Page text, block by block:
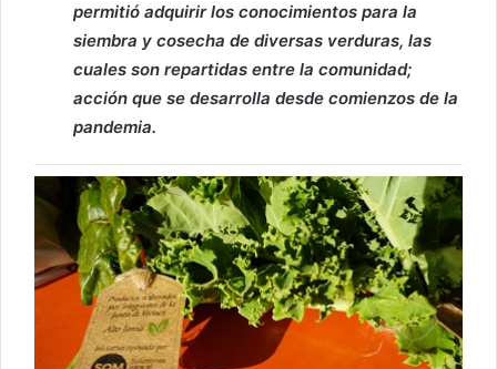
permitió adquirir los conocimientos para la
siembra y cosecha de diversas verduras, las
cuales son repartidas entre la comunidad;
acción que se desarrolla desde comienzos de la
pandemia.